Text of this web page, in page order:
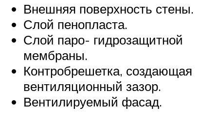
Внешняя поверхность стены.
Слой пенопласта.
Слой паро- гидрозащитной
мембраны.
Контробрешетка, создающая
вентиляционный зазор.
Вентилируемый фасад.